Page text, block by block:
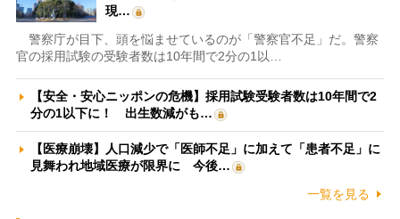
現…
警察庁が目下、頭を悩ませているのが「警察官不足」だ。警察
官の採用試験の受験者数は10年間で2分の1以…
【安全・安心ニッポンの危機】採用試験受験者数は10年間で2
分の1以下に！ 出生数減がも…
【医療崩壊】人口減少で「医師不足」に加えて「患者不足」に
見舞われ地域医療が限界に 今後…
一覧を見る